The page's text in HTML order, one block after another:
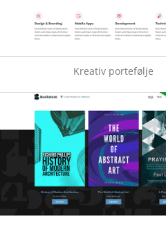
Kreativ portefølje